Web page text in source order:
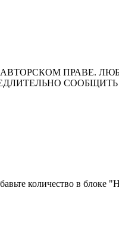
ПРАВЕ.
СООБЩИТЬ
количество в блоке